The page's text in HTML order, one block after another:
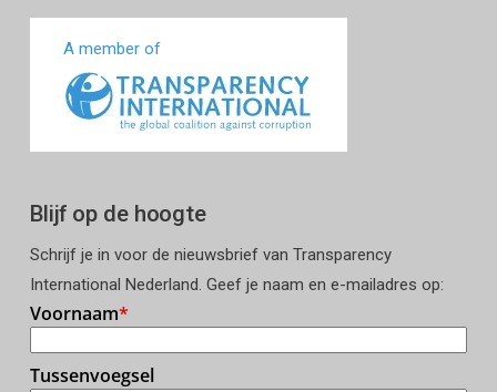
A member of
Blijf op de hoogte
Schrijf je in voor de nieuwsbrief van Transparency
International Nederland. Geef je naam en e-mailadres op: